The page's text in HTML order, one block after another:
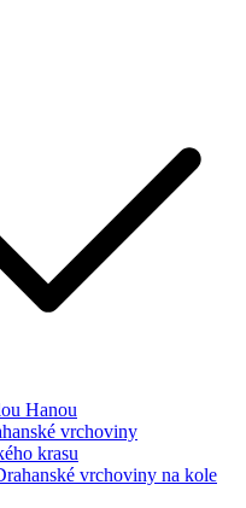
Hanou
vrchoviny
krasu
vrchoviny na kole